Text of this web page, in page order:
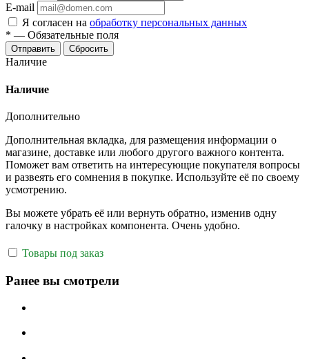
E-mail
Я согласен на обработку персональных данных
* — Обязательные поля
Отправить Сбросить
Наличие
Наличие
Дополнительно
Дополнительная вкладка, для размещения информации о
магазине, доставке или любого другого важного контента.
Поможет вам ответить на интересующие покупателя вопросы
и развеять его сомнения в покупке. Используйте её по своему
усмотрению.
Вы можете убрать её или вернуть обратно, изменив одну
галочку в настройках компонента. Очень удобно.
Товары под заказ
Ранее вы смотрели